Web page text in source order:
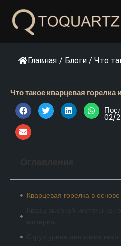
содержанию
Главная / Блоги / Что
Что такое кварцевая горелка
02/
Кварцевая горелка в основе